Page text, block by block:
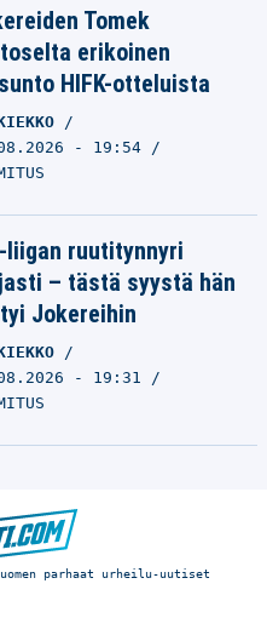
Tomek
erikoinen
HIFK-otteluista
- 19:54
liigan ruutitynnyri
– tästä syystä hän
Jokereihin
- 19:31
parhaat urheilu-uutiset